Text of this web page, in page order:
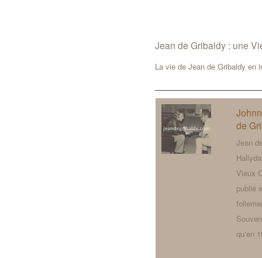
Jean de Gribaldy : une
La vie de Jean de Gribaldy en
de
Jean
Vieux
publié
qu'en